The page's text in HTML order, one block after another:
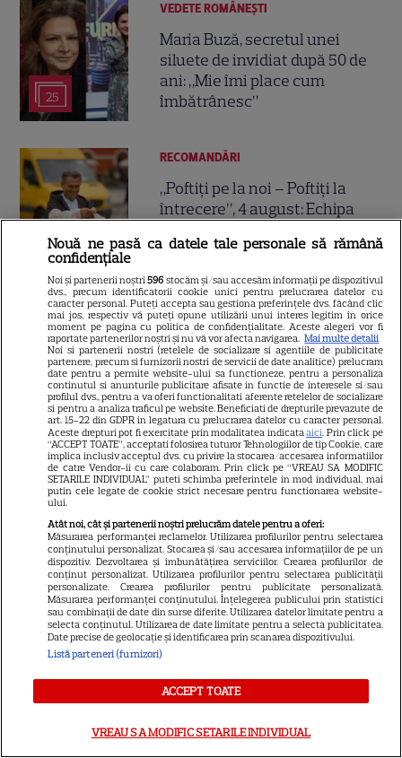
25
VEDETE ROMÂNEŞTI
Maria Buză, secretul unei
siluete de invidiat după 50 de
ani: „Mie îmi place cum
îmbătrânesc”
4
RECOMANDĂRI
„Poftiți pe la noi – Poftiți la
întrecere”, 4 august: Echipa
victoria adversarilor. Ce probă îi
așteaptă pe concurenți
21
VEDETE ROMÂNEŞTI
Alina Pușcău, fosta
concurentă de la „Asia
Express”, a făcut o dezvăluire
dureroasă despre starea sa de
sănătate. Mesajul transmis
fanilor
Despre Tvmania
Contact
Contacte televiziuni
Abonamente
Nouă ne pasă ca datele tale personale să rămână
confidențiale
Noi și partenerii noștri596 stocăm și/sau accesăm informații pe dispozitivul
dvs., precum identificatorii cookie unici pentru prelucrarea datelor cu
caracter personal. Puteți accepta sau gestiona preferințele dvs. făcând clic
mai jos, respectiv vă puteți opune utilizării unui interes legitim în orice
moment pe pagina cu politica de confidențialitate. Aceste alegeri vor fi
raportate partenerilor noștri și nu vă vor afecta navigarea. Mai multe detalii
Noi si partenerii nostri (retelele de socializare si agentiile de publicitate
partenere, precum si furnizorii nostri de servicii de date analitice) prelucram
date pentru a permite website-ului sa functioneze, pentru a personaliza
continutul si anunturile publicitare afisate in functie de interesele si/sau
profilul dvs., pentru a va oferi functionalitati aferente retelelor de socializare
si pentru a analiza traficul pe website. Beneficiati de drepturile prevazute de
art. 15-22 din GDPR in legatura cu prelucrarea datelor cu caracter personal.
Aceste drepturi pot fi exercitate prin modalitatea indicataaici. Prin click pe
“ACCEPT TOATE”, acceptati folosirea tuturor Tehnologiilor de tip Cookie, care
implica inclusiv acceptul dvs. cu privire la stocarea/accesarea informatiilor
de catre Vendor-ii cu care colaboram. Prin click pe “VREAU SA MODIFIC
SETARILE INDIVIDUAL” puteti schimba preferintele in mod individual, mai
putin cele legate de cookie strict necesare pentru functionarea website-
ului.
Atât noi, cât și partenerii noștri prelucrăm datele pentru a oferi:
Măsurarea performanței reclamelor. Utilizarea profilurilor pentru selectarea
conținutului personalizat. Stocarea și/sau accesarea informațiilor de pe un
dispozitiv. Dezvoltarea și îmbunătățirea serviciilor. Crearea profilurilor de
conținut personalizat. Utilizarea profilurilor pentru selectarea publicității
personalizate. Crearea profilurilor pentru publicitate personalizată.
Măsurarea performanței conținutului. Înțelegerea publicului prin statistici
sau combinații de date din surse diferite. Utilizarea datelor limitate pentru a
selecta conținutul. Utilizarea de date limitate pentru a selecta publicitatea.
Date precise de geolocație și identificarea prin scanarea dispozitivului.
Listă parteneri (furnizori)
ACCEPT TOATE
VREAU SA MODIFIC SETARILE INDIVIDUAL